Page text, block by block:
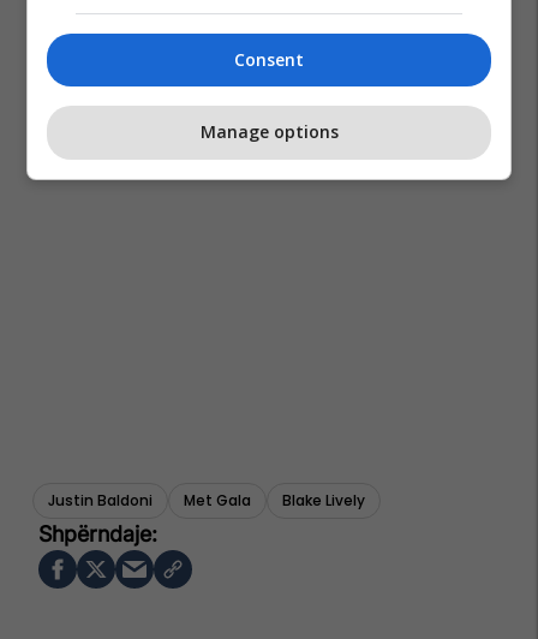
Justin Baldoni Met Gala Blake Lively
Consent
Manage options